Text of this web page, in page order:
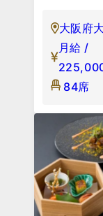
大阪府
月給 /
84席